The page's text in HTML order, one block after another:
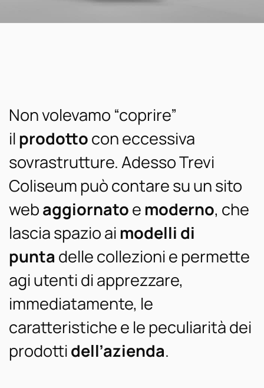
Non volevamo “coprire”
ilprodottocon eccessiva
sovrastrutture. Adesso Trevi
Coliseum può contare su un sito
webaggiornatoemoderno, che
lascia spazio aimodelli di
punta delle collezioni e permette
agi utenti di apprezzare,
immediatamente, le
caratteristiche e le peculiarità dei
prodottidell’azienda.